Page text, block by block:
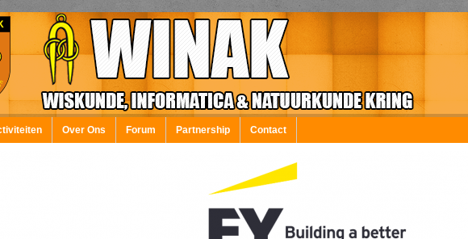
Over Ons Forum Partnership Contact